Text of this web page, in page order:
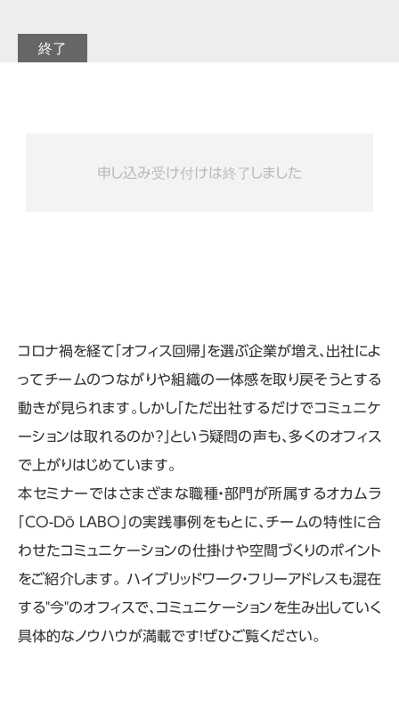
コロナ禍を経て「オフィス回帰」を選ぶ企業が増え、出社によ
ってチームのつながりや組織の一体感を取り戻そうとする
動きが見られます。しかし「ただ出社するだけでコミュニケ
ーションは取れるのか？」という疑問の声も、多くのオフィス
で上がりはじめています。
本セミナーではさまざまな職種・部門が所属するオカムラ
「CO-Dō LABO」の実践事例をもとに、チームの特性に合
わせたコミュニケーションの仕掛けや空間づくりのポイント
をご紹介します。 ハイブリッドワーク・フリーアドレスも混在
する"今"のオフィスで、コミュニケーションを生み出していく
具体的なノウハウが満載です！ぜひご覧ください。